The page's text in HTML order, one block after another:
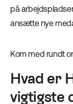
på
ansætte nye
Kom med rundt
Hvad er
vigtigste